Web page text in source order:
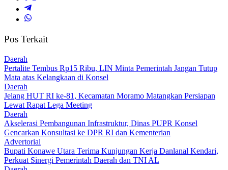
Pos Terkait
Daerah
‎Pertalite Tembus Rp15 Ribu, LIN Minta Pemerintah Jangan Tutup
Mata atas Kelangkaan di Konsel
Daerah
‎Jelang HUT RI ke-81, Kecamatan Moramo Matangkan Persiapan
Lewat Rapat Lega Meeting
Daerah
Akselerasi Pembangunan Infrastruktur, Dinas PUPR Konsel
Gencarkan Konsultasi ke DPR RI dan Kementerian
Advertorial
Bupati Konawe Utara Terima Kunjungan Kerja Danlanal Kendari,
Perkuat Sinergi Pemerintah Daerah dan TNI AL